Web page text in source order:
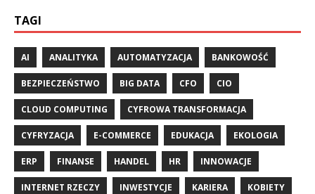
TAGI
AI ANALITYKA AUTOMATYZACJA BANKOWOŚĆ
BEZPIECZEŃSTWO BIG DATA CFO CIO
CLOUD COMPUTING CYFROWA TRANSFORMACJA
CYFRYZACJA E-COMMERCE EDUKACJA EKOLOGIA
ERP FINANSE HANDEL HR INNOWACJE
INTERNET RZECZY INWESTYCJE KARIERA KOBIETY